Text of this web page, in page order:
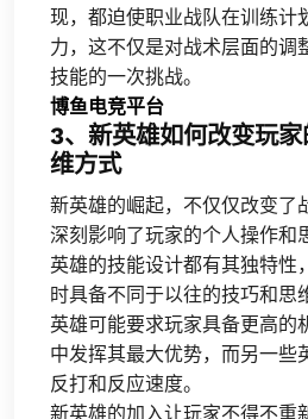
现，都迫使职业战队在训练计
力，这不仅是对战术层面的调
技能的一次挑战。
博鱼电竞平台
3、新英雄如何改变玩
维方式
新英雄的崛起，不仅仅改变了
深刻影响了玩家的个人操作和
英雄的技能设计都有其独特性
时具备不同于以往的技巧和思
英雄可能要求玩家具备更高的
中发挥其最大优势，而另一些
反打和反应速度。
新英雄的加入让玩家不得不重